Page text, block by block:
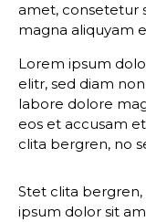
amet, consetetur
magna aliquyam
Lorem ipsum
elitr, sed diam
labore dolore
eos et accusam
clita bergren, no
Stet clita
ipsum dolor sit